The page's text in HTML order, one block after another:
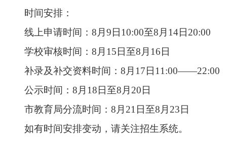
四、招生条件
小学阶段以城区学校为例：
根据入学条件并按照类别进行分批有序录取，
原则上房产证（不动产证）和户口簿取得有效期在